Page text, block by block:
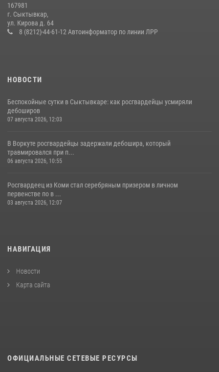
В Сыктывкаре состоялась торжественная присяга для
военнослужащих по призыву в Центре подготовки личного состава
167981
г. Сыктывкар,
ул. Кирова д. 64
8 (8212)-44-61-12 Автоинформатор по линии ЛРР
НОВОСТИ
Беспокойные сутки в Сыктывкаре: как росгвардейцы усмиряли
дебоширов
07 августа 2026, 12:03
В Воркуте росгвардейцы задержали дебошира, который
травмировался при п...
06 августа 2026, 10:55
Росгвардеец из Коми стал серебряным призером в личном
первенстве по в ...
03 августа 2026, 12:07
НАВИГАЦИЯ
Новости
Карта сайта
ОФИЦИАЛЬНЫЕ СЕТЕВЫЕ РЕСУРСЫ